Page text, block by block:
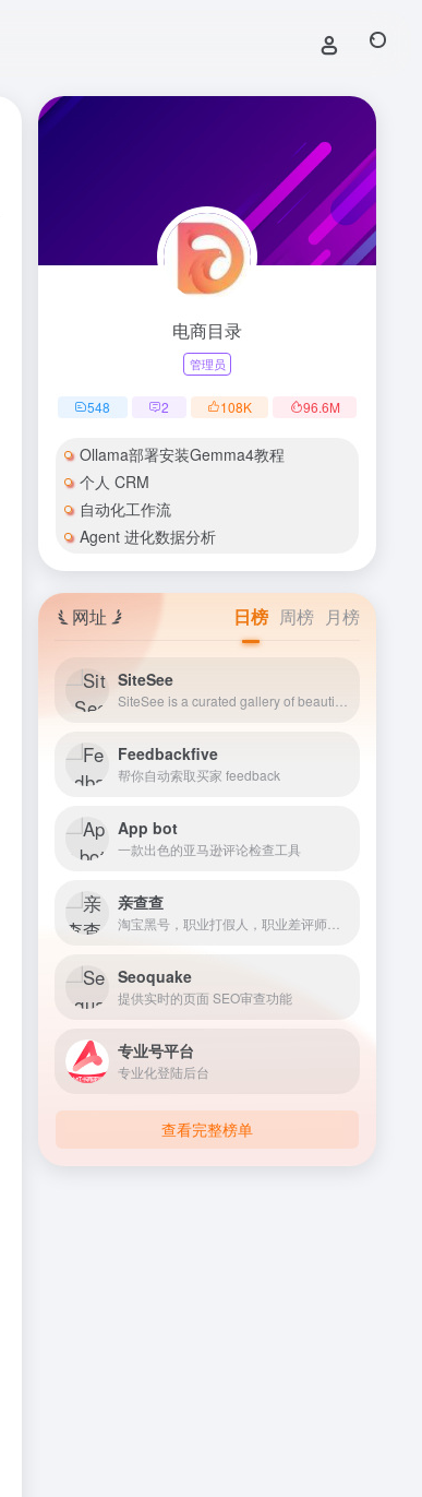
电商目录
管理员
548 2 108K 96.6M
Ollama部署安装Gemma4教程
个人 CRM
自动化工作流
Agent 进化数据分析
网址 日榜 周榜 月榜
SiteSee
Feedbackfive
帮你自动索取买家 feedback
App bot
一款出色的亚马逊评论检查工具
亲查查
Seoquake
提供实时的页面 SEO审查功能
专业号平台
专业化登陆后台
查看完整榜单